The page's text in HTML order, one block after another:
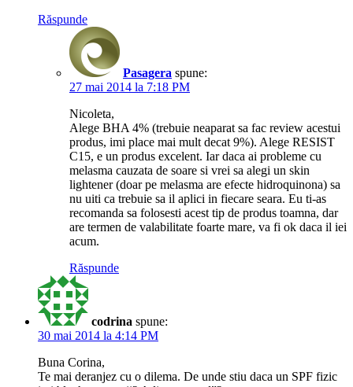
Răspunde
Pasagera spune:
27 mai 2014 la 7:18 PM
Nicoleta,
Alege BHA 4% (trebuie neaparat sa fac review acestui
produs, imi place mai mult decat 9%). Alege RESIST
C15, e un produs excelent. Iar daca ai probleme cu
melasma cauzata de soare si vrei sa alegi un skin
lightener (doar pe melasma are efecte hidroquinona) sa
nu uiti ca trebuie sa il aplici in fiecare seara. Eu ti-as
recomanda sa folosesti acest tip de produs toamna, dar
are termen de valabilitate foarte mare, va fi ok daca il iei
acum.
Răspunde
codrina spune:
30 mai 2014 la 4:14 PM
Buna Corina,
Te mai deranjez cu o dilema. De unde stiu daca un SPF fizic